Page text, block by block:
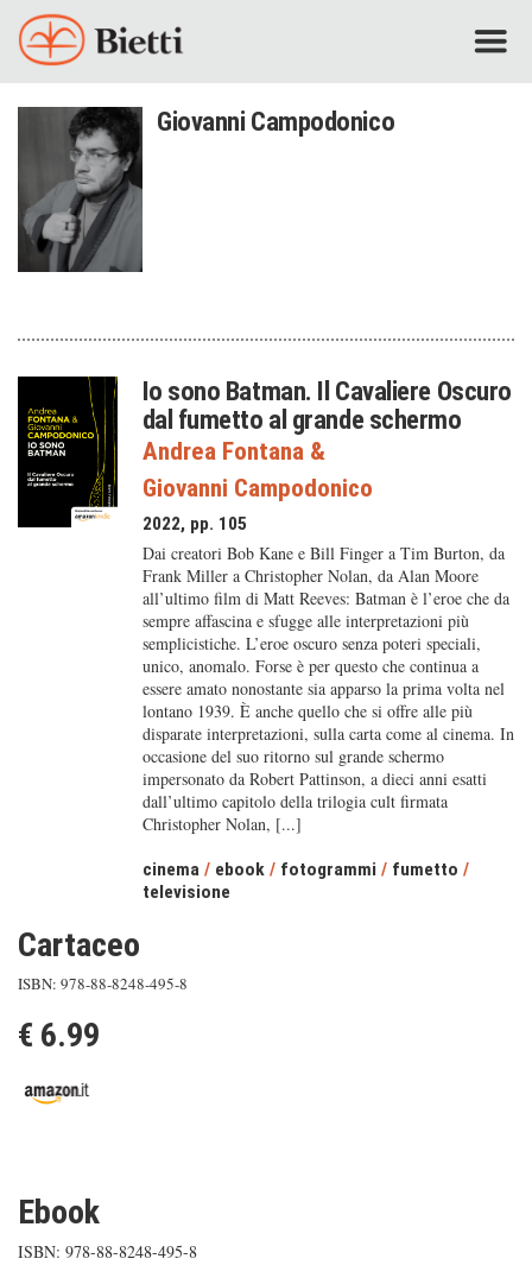
Giovanni Campodonico
Io sono Batman. Il Cavaliere Oscuro
dal fumetto al grande schermo
Andrea Fontana&
Giovanni Campodonico
2022, pp. 105
Dai creatori Bob Kane e Bill Finger a Tim Burton, da
Frank Miller a Christopher Nolan, da Alan Moore
all’ultimo film di Matt Reeves: Batman è l’eroe che da
sempre affascina e sfugge alle interpretazioni più
semplicistiche. L’eroe oscuro senza poteri speciali,
unico, anomalo. Forse è per questo che continua a
essere amato nonostante sia apparso la prima volta nel
lontano 1939. È anche quello che si offre alle più
disparate interpretazioni, sulla carta come al cinema. In
occasione del suo ritorno sul grande schermo
impersonato da Robert Pattinson, a dieci anni esatti
dall’ultimo capitolo della trilogia cult firmata
Christopher Nolan, [...]
cinema / ebook / fotogrammi / fumetto /
televisione
Cartaceo
ISBN: 978-88-8248-495-8
€ 6.99
Ebook
ISBN: 978-88-8248-495-8